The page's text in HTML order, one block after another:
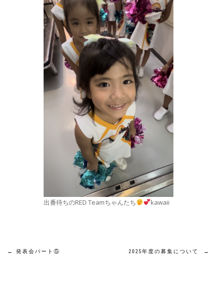
出番待ちのRED Teamちゃんたち kawaii
投
← 発表会パート⑤ 2025年度の募集について →